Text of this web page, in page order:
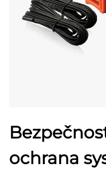
ochrana